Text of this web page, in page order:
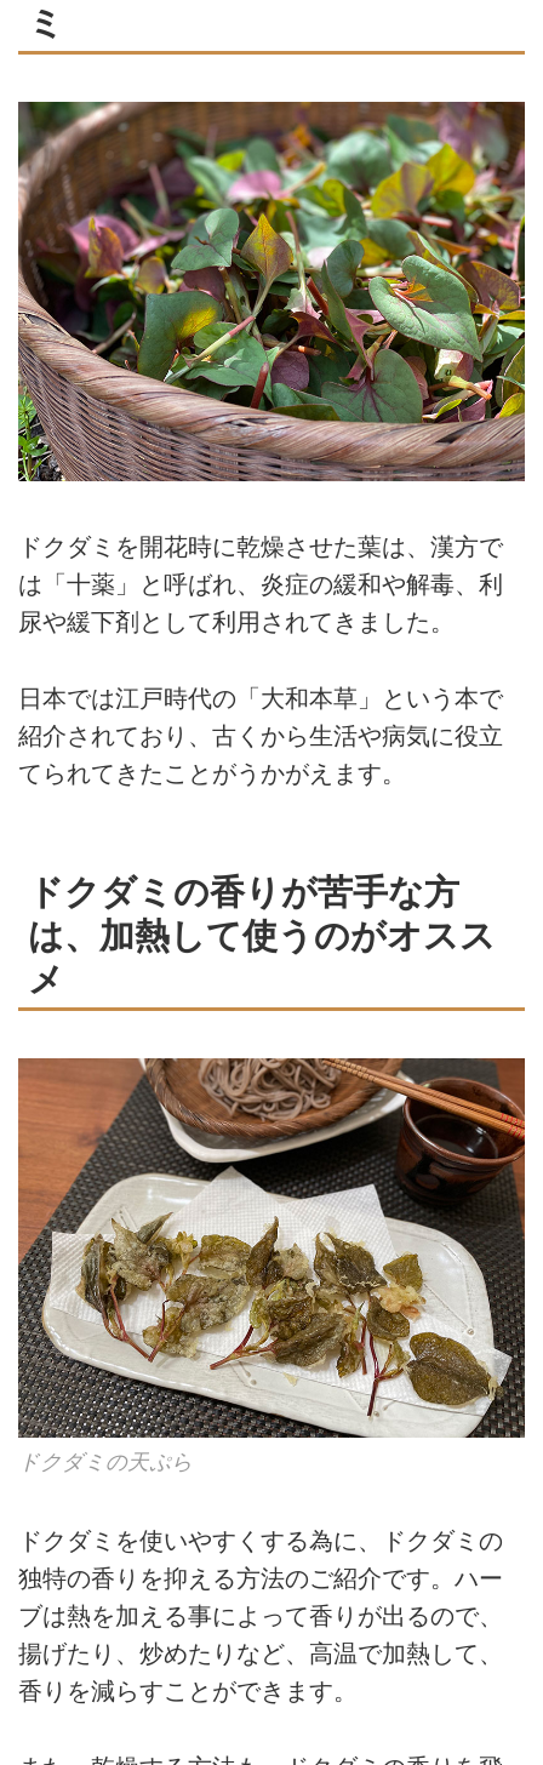
ミ
ドクダミを開花時に乾燥させた葉は、漢方で
は「十薬」と呼ばれ、炎症の緩和や解毒、利
尿や緩下剤として利用されてきました。
日本では江戸時代の「大和本草」という本で
紹介されており、古くから生活や病気に役立
てられてきたことがうかがえます。
ドクダミの香りが苦手な方
は、加熱して使うのがオスス
メ
ドクダミの天ぷら
ドクダミを使いやすくする為に、ドクダミの
独特の香りを抑える方法のご紹介です。ハー
ブは熱を加える事によって香りが出るので、
揚げたり、炒めたりなど、高温で加熱して、
香りを減らすことができます。